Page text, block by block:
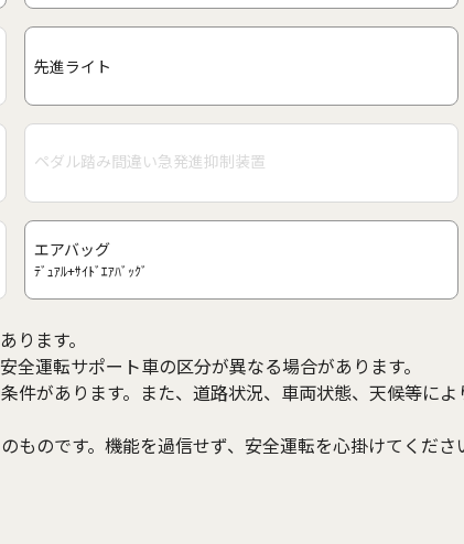
先進ライト
ペダル踏み間違い急発進抑制装置
エアバッグ
ﾃﾞｭｱﾙ+ｻｲﾄﾞｴｱﾊﾞｯｸﾞ
ります。
運転サポート車の区分が異なる場合があります。
件があります。また、道路状況、車両状態、天候等に
のです。機能を過信せず、安全運転を心掛けてくださ